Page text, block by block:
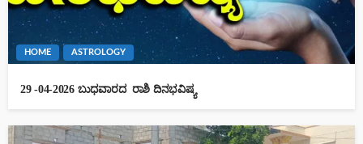
HOME ASTROLOGY
29 -04-2026 ಬುಧವಾರದ ರಾಶಿ ದಿನಭವಿಷ್ಯ